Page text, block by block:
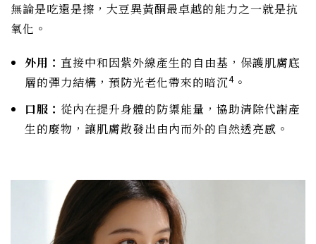
無論是吃還是擦，大豆異黃酮最卓越的能力之一就是抗
氧化。
外用： 直接中和因紫外線產生的自由基，保護肌膚底
層的彈力結構，預防光老化帶來的暗沉4 。
口服： 從內在提升身體的防禦能量，協助清除代謝產
生的廢物，讓肌膚散發出由內而外的自然透亮感。